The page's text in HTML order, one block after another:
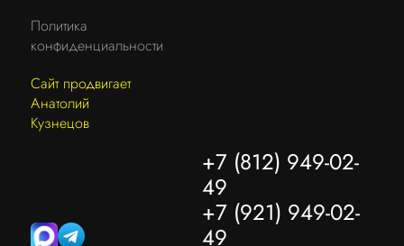
Политика
конфиденциальности
Сайт продвигает
Анатолий
Кузнецов
+7 (812) 949-02-
49
+7 (921) 949-02-
49